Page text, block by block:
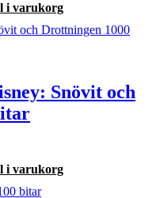
i varukorg
Snövit och
i varukorg